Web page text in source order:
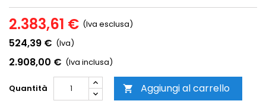
2.383,61 € (Iva esclusa)
524,39 € (Iva)
2.908,00 € (Iva inclusa)
Quantità  Aggiungi al carrello